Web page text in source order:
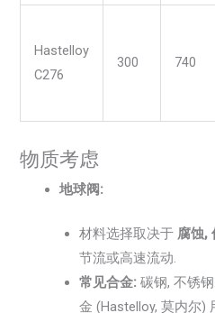
Hastelloy
C276
300 740
物质考虑
地球阀:
材料选择取决于 腐蚀,
节流或高速流动.
常见合金: 碳钢, 不锈
金 (Hastelloy, 莫内尔)